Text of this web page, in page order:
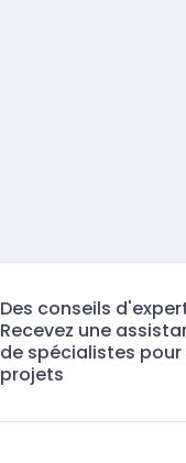
Des conseils
Recevez une
de spécialistes
projets